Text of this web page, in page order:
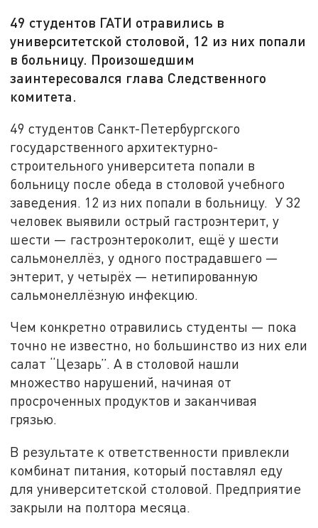
49 студентов ГАТИ отравились в
университетской столовой, 12 из них попали
в больницу. Произошедшим
заинтересовался глава Следственного
комитета.
49 студентов Санкт-Петербургского
государственного архитектурно-
строительного университета попали в
больницу после обеда в столовой учебного
заведения. 12 из них попали в больницу. У 32
человек выявили острый гастроэнтерит, у
шести — гастроэнтероколит, ещё у шести
сальмонеллёз, у одного пострадавшего —
энтерит, у четырёх — нетипированную
сальмонеллёзную инфекцию.
Чем конкретно отравились студенты — пока
точно не известно, но большинство из них ели
салат “Цезарь”. А в столовой нашли
множество нарушений, начиная от
просроченных продуктов и заканчивая
грязью.
В результате к ответственности привлекли
комбинат питания, который поставлял еду
для университетской столовой. Предприятие
закрыли на полтора месяца.